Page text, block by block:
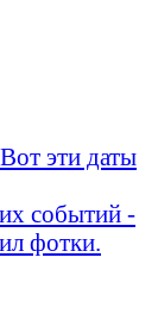
эти даты
событий -
фотки.